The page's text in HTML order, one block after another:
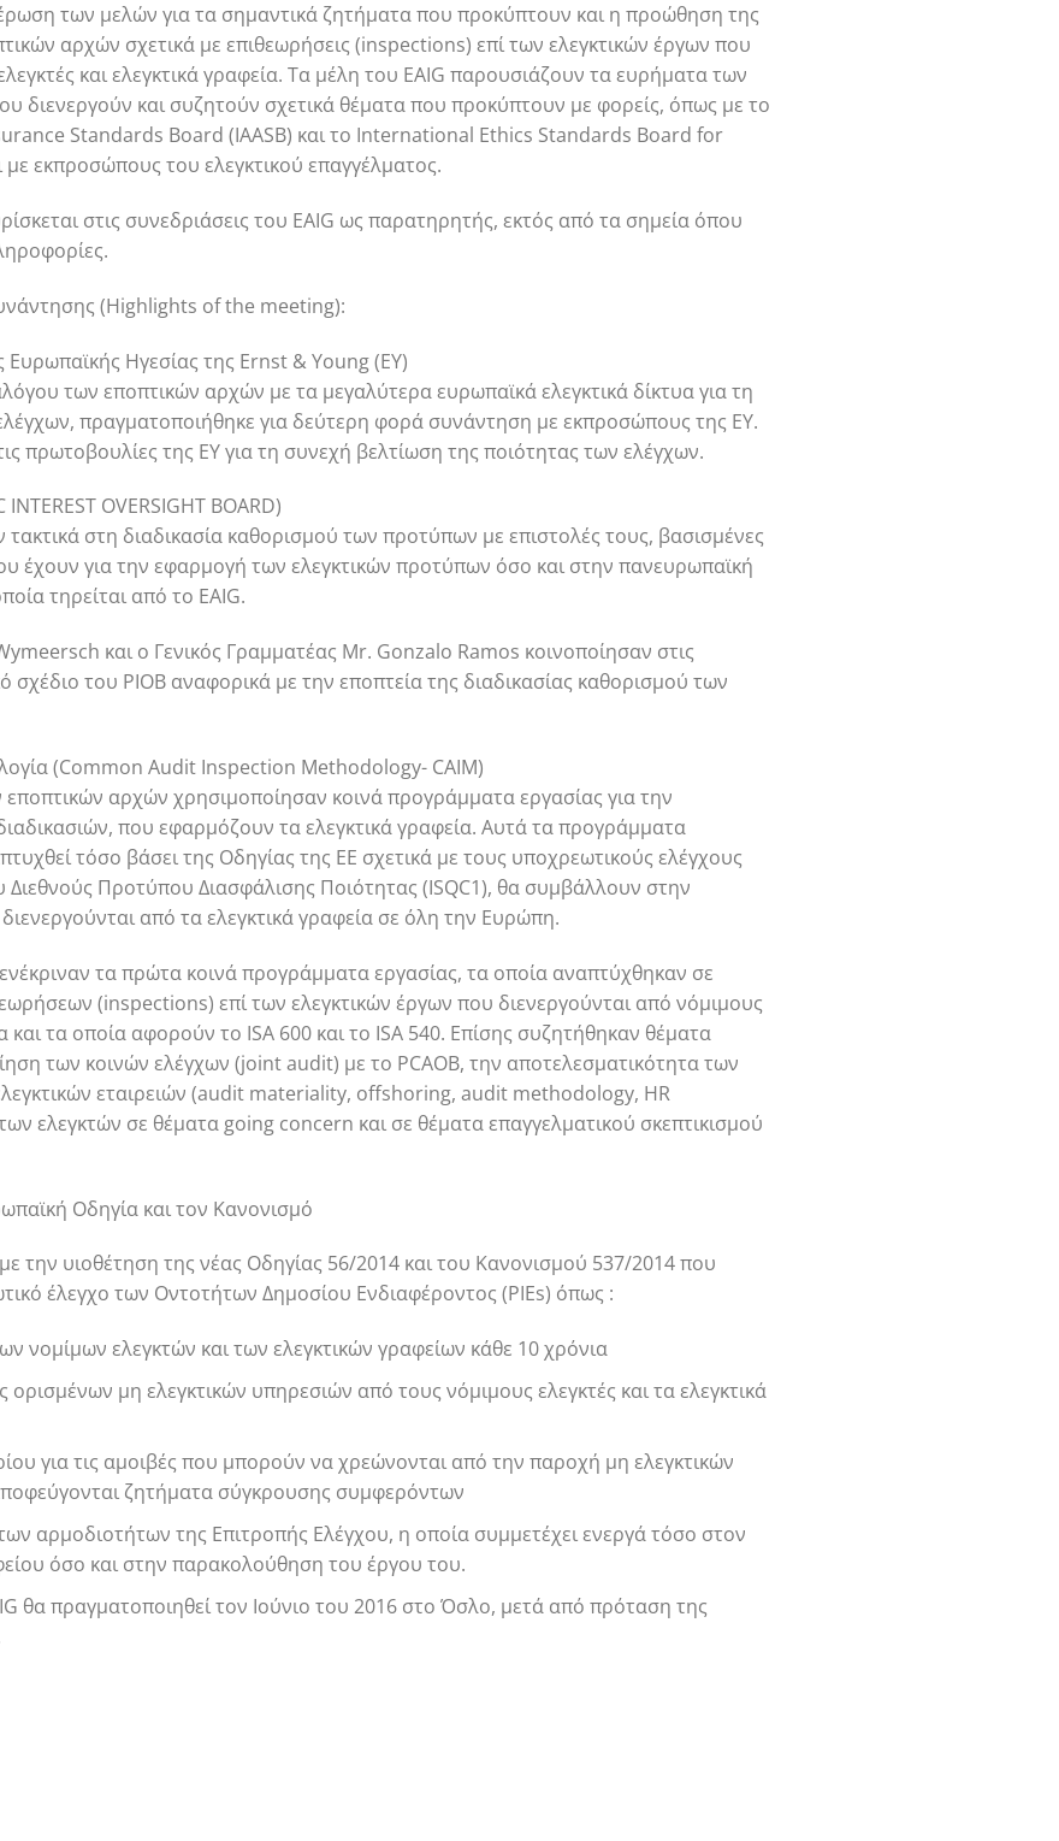
των μελών για τα σημαντικά ζητήματα που προκύπτουν και η προώθηση της
αρχών σχετικά με επιθεωρήσεις (inspections) επί των ελεγκτικών έργων που
και ελεγκτικά γραφεία. Τα μέλη του EAIG παρουσιάζουν τα ευρήματα των
διενεργούν και συζητούν σχετικά θέματα που προκύπτουν με φορείς, όπως με το
Standards Board (IAASB) και το International Ethics Standards Board for
εκπροσώπους του ελεγκτικού επαγγέλματος.
στις συνεδριάσεις του EAIG ως παρατηρητής, εκτός από τα σημεία όπου
(Highlights of the meeting):
Ηγεσίας της Εrnst & Young (EY)
των εποπτικών αρχών με τα μεγαλύτερα ευρωπαϊκά ελεγκτικά δίκτυα για τη
πραγματοποιήθηκε για δεύτερη φορά συνάντηση με εκπροσώπους της EY.
πρωτοβουλίες της EY για τη συνεχή βελτίωση της ποιότητας των ελέγχων.
OVERSIGHT BOARD)
στη διαδικασία καθορισμού των προτύπων με επιστολές τους, βασισμένες
έχουν για την εφαρμογή των ελεγκτικών προτύπων όσο και στην πανευρωπαϊκή
τηρείται από το EAIG.
και ο Γενικός Γραμματέας Mr. Gonzalo Ramos κοινοποίησαν στις
σχέδιο του PIOB αναφορικά με την εποπτεία της διαδικασίας καθορισμού των
(Common Audit Inspection Methodology- CAIM)
αρχών χρησιμοποίησαν κοινά προγράμματα εργασίας για την
που εφαρμόζουν τα ελεγκτικά γραφεία. Αυτά τα προγράμματα
τόσο βάσει της Οδηγίας της ΕΕ σχετικά με τους υποχρεωτικούς ελέγχους
Διεθνούς Προτύπου Διασφάλισης Ποιότητας (ISQC1), θα συμβάλλουν στην
από τα ελεγκτικά γραφεία σε όλη την Ευρώπη.
τα πρώτα κοινά προγράμματα εργασίας, τα οποία αναπτύχθηκαν σε
(inspections) επί των ελεγκτικών έργων που διενεργούνται από νόμιμους
και τα οποία αφορούν το ISA 600 και το ISA 540. Επίσης συζητήθηκαν θέματα
των κοινών ελέγχων (joint audit) με το PCAOB, την αποτελεσματικότητα των
εταιρειών (audit materiality, offshoring, audit methodology, HR
ελεγκτών σε θέματα going concern και σε θέματα επαγγελματικού σκεπτικισμού
Οδηγία και τον Κανονισμό
την υιοθέτηση της νέας Οδηγίας 56/2014 και του Κανονισμού 537/2014 που
έλεγχο των Οντοτήτων Δημοσίου Ενδιαφέροντος (PIEs) όπως :
νομίμων ελεγκτών και των ελεγκτικών γραφείων κάθε 10 χρόνια
μη ελεγκτικών υπηρεσιών από τους νόμιμους ελεγκτές και τα ελεγκτικά
για τις αμοιβές που μπορούν να χρεώνονται από την παροχή μη ελεγκτικών
ζητήματα σύγκρουσης συμφερόντων
αρμοδιοτήτων της Επιτροπής Ελέγχου, η οποία συμμετέχει ενεργά τόσο στον
όσο και στην παρακολούθηση του έργου του.
θα πραγματοποιηθεί τον Ιούνιο του 2016 στο Όσλο, μετά από πρόταση της